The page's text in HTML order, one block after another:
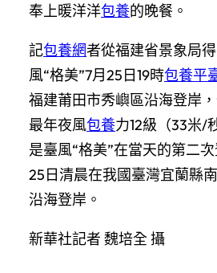
奉上暖洋洋包養的晚餐。
記包養網者從福建省景象局
風“格美”7月25日19時包養平
福建莆田市秀嶼區沿海登岸
最年夜風包養力12級（33米/
是臺風“格美”在當天的第二
25日清晨在我國臺灣宜蘭縣南
沿海登岸。
新華社記者 魏培全 攝